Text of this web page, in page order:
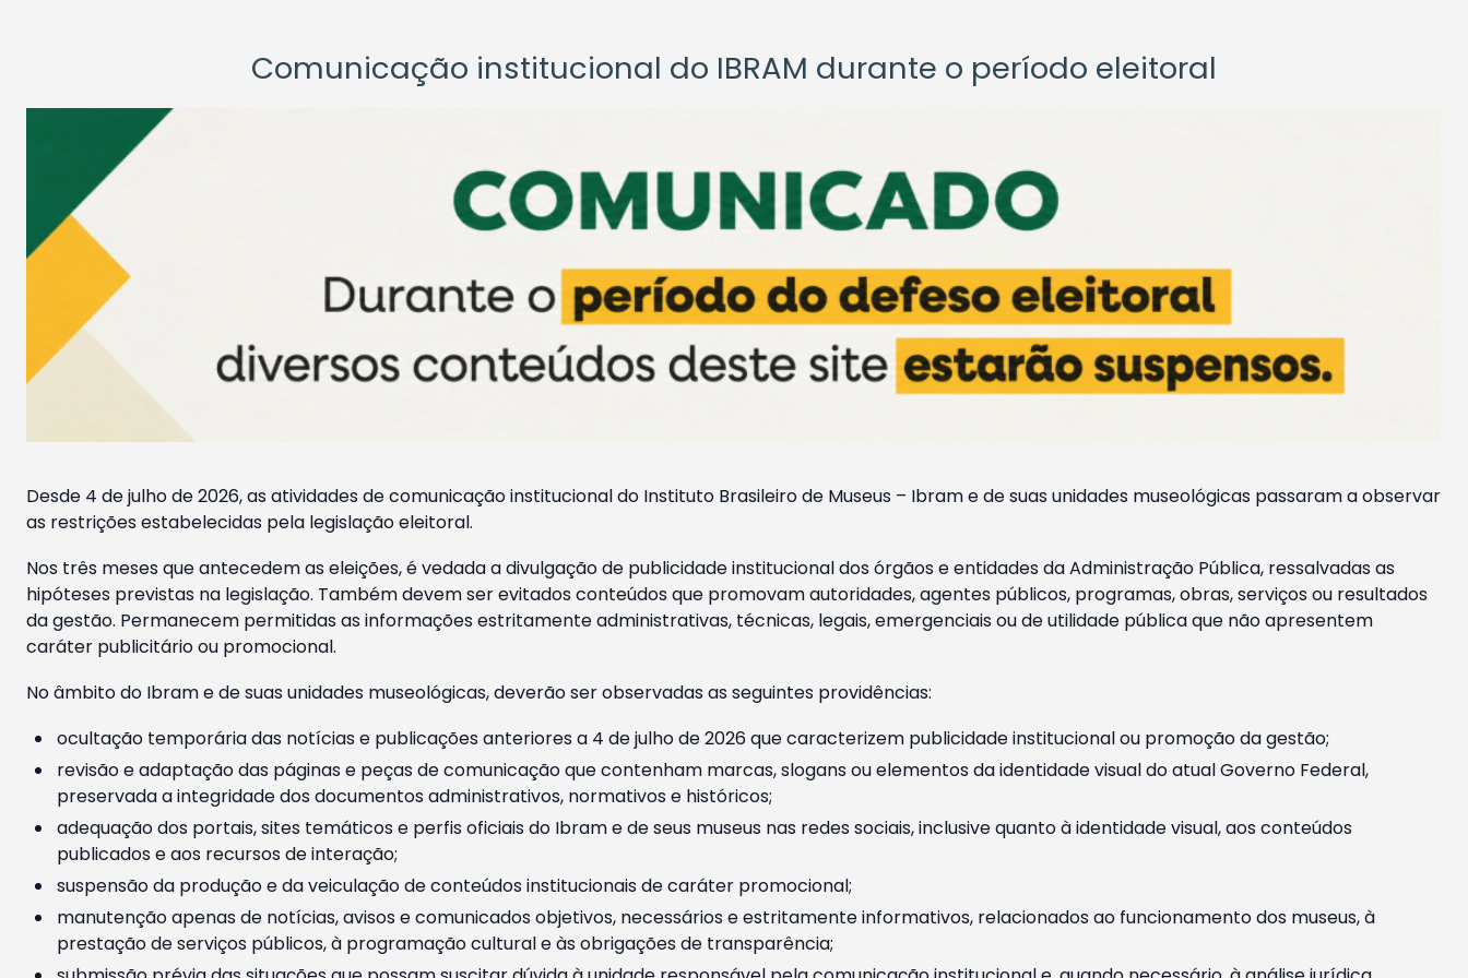
Comunicação institucional do IBRAM durante o período eleitoral
Desde 4 de julho de 2026, as atividades de comunicação institucional do Instituto Brasileiro de Museus – Ibram e de suas unidades museológicas passaram a observar
as restrições estabelecidas pela legislação eleitoral.
Nos três meses que antecedem as eleições, é vedada a divulgação de publicidade institucional dos órgãos e entidades da Administração Pública, ressalvadas as
hipóteses previstas na legislação. Também devem ser evitados conteúdos que promovam autoridades, agentes públicos, programas, obras, serviços ou resultados
da gestão. Permanecem permitidas as informações estritamente administrativas, técnicas, legais, emergenciais ou de utilidade pública que não apresentem
caráter publicitário ou promocional.
No âmbito do Ibram e de suas unidades museológicas, deverão ser observadas as seguintes providências:
ocultação temporária das notícias e publicações anteriores a 4 de julho de 2026 que caracterizem publicidade institucional ou promoção da gestão;
revisão e adaptação das páginas e peças de comunicação que contenham marcas, slogans ou elementos da identidade visual do atual Governo Federal,
preservada a integridade dos documentos administrativos, normativos e históricos;
adequação dos portais, sites temáticos e perfis oficiais do Ibram e de seus museus nas redes sociais, inclusive quanto à identidade visual, aos conteúdos
publicados e aos recursos de interação;
suspensão da produção e da veiculação de conteúdos institucionais de caráter promocional;
manutenção apenas de notícias, avisos e comunicados objetivos, necessários e estritamente informativos, relacionados ao funcionamento dos museus, à
prestação de serviços públicos, à programação cultural e às obrigações de transparência;